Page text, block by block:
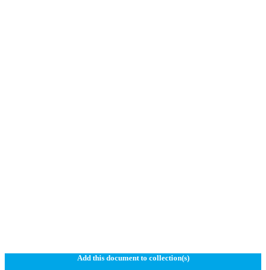
Add this document to collection(s)